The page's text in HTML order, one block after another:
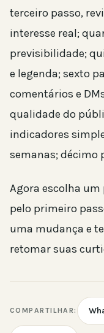
terceiro passo,
interesse real;
previsibilidade;
e legenda; sexto
comentários e
qualidade do
indicadores
semanas; décimo
Agora escolha um
pelo primeiro
uma mudança e
retomar suas
COMPARTILHAR: